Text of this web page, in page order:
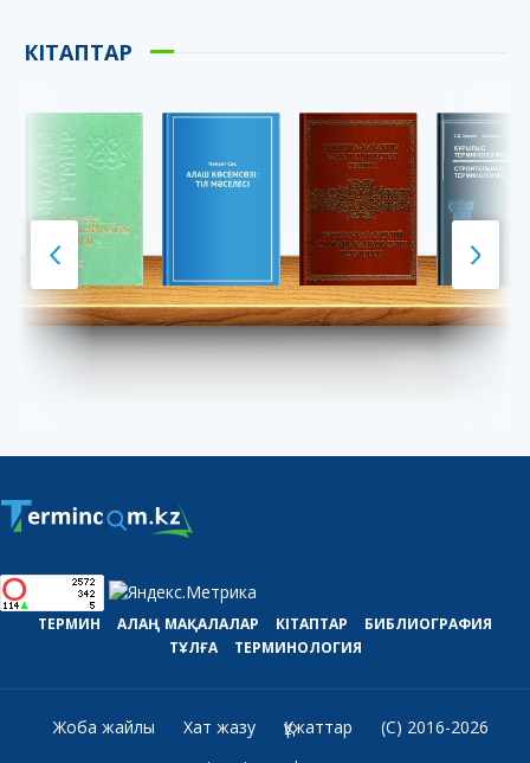
КІТАПТАР
ТЕРМИН АЛАҢ МАҚАЛАЛАР КІТАПТАР
БИБЛИОГРАФИЯ
ТҰЛҒА
ТЕРМИНОЛОГИЯ
Жоба жайлы Хат жазу Құжаттар
(C) 2016-2026